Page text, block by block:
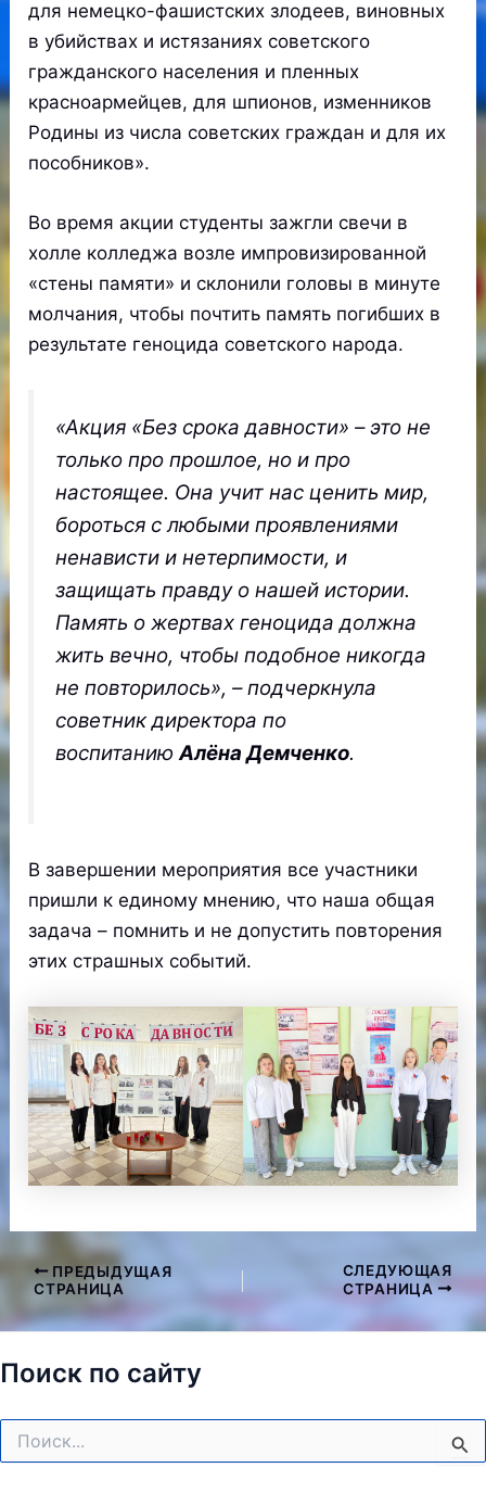
для немецко-фашистских злодеев, виновных
в убийствах и истязаниях советского
гражданского населения и пленных
красноармейцев, для шпионов, изменников
Родины из числа советских граждан и для их
пособников».
Во время акции студенты зажгли свечи в
холле колледжа возле импровизированной
«стены памяти» и склонили головы в минуте
молчания, чтобы почтить память погибших в
результате геноцида советского народа.
«Акция «Без срока давности» – это не
только про прошлое, но и про
настоящее. Она учит нас ценить мир,
бороться с любыми проявлениями
ненависти и нетерпимости, и
защищать правду о нашей истории.
Память о жертвах геноцида должна
жить вечно, чтобы подобное никогда
не повторилось», – подчеркнула
советник директора по
воспитаниюАлёна Демченко.
В завершении мероприятия все участники
пришли к единому мнению, что наша общая
задача – помнить и не допустить повторения
этих страшных событий.
Навигация
записям
ПРЕДЫДУЩАЯ
СТРАНИЦА
СЛЕДУЮЩАЯ
СТРАНИЦА
Поиск по сайту